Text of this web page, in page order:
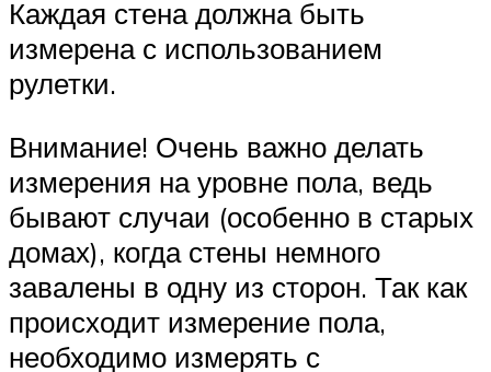
Каждая стена должна быть
измерена с использованием
рулетки.
Внимание! Очень важно делать
измерения на уровне пола, ведь
бывают случаи (особенно в старых
домах), когда стены немного
завалены в одну из сторон. Так как
происходит измерение пола,
необходимо измерять с